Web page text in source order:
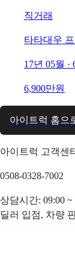
직거래
타타대우
17년 05월 ·
6,900만원
아이트럭 홈으
아이트럭 고객센
0508-0328-7002
상담시간: 09:00
딜러 입점, 차량